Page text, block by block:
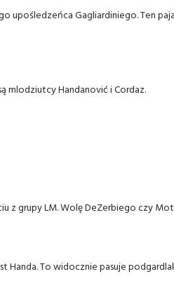
upośledzeńca Gagliardiniego. Ten
mlodziutcy Handanović i Cordaz.
z grupy LM. Wolę DeZerbiego czy
Handa. To widocznie pasuje